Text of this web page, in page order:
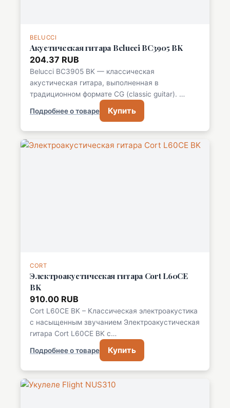
BELUCCI
Акустическая гитара Belucci BC3905 BK
204.37 RUB
Belucci BC3905 BK — классическая
акустическая гитара, выполненная в
традиционном формате CG (classic guitar). …
Подробнее о товаре Купить
CORT
Электроакустическая гитара Cort L60CE
BK
910.00 RUB
Cort L60CE BK – Классическая электроакустика
с насыщенным звучанием Электроакустическая
гитара Cort L60CE BK с…
Подробнее о товаре Купить